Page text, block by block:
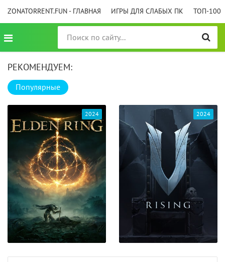
ZONATORRENT.FUN - ГЛАВНАЯ ИГРЫ ДЛЯ СЛАБЫХ ПК ТОП-100
РЕКОМЕНДУЕМ:
Популярные
2024 2024